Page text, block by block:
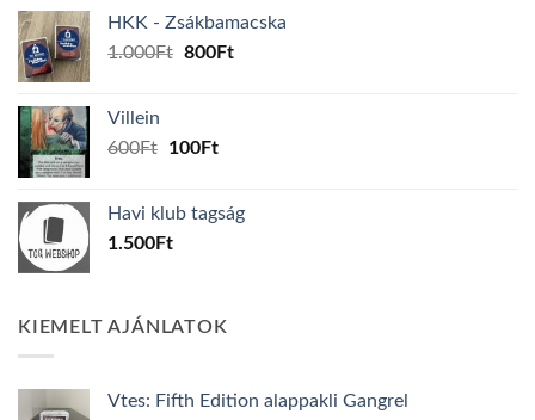
160Ft.150Ft.
HKK - Zsákbamacska
1.000Ft Original
800FtCurrent
Villein
600Ft
Original
600Ft.
100FtCurrent
100Ft.
Havi klub tagság
1.500Ft
KIEMELT AJÁNLATOK
Vtes: Fifth Edition alappakli Gangrel